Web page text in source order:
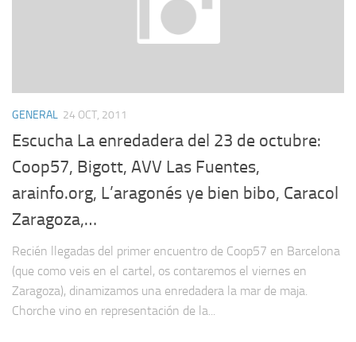
GENERAL 24 OCT, 2011
Escucha La enredadera del 23 de octubre:
Coop57, Bigott, AVV Las Fuentes,
arainfo.org, L’aragonés ye bien bibo, Caracol
Zaragoza,…
Recién llegadas del primer encuentro de Coop57 en Barcelona
(que como veis en el cartel, os contaremos el viernes en
Zaragoza), dinamizamos una enredadera la mar de maja.
Chorche vino en representación de la...